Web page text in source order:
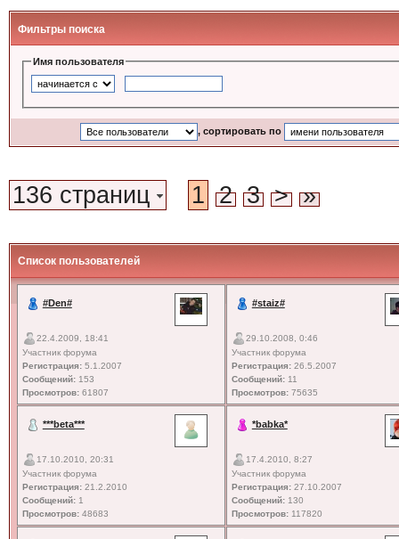
Фильтры поиска
Имя пользователя
, сортировать по
136 страниц 1 2 3 > »
Список пользователей
#Den#
22.4.2009, 18:41
Участник форума
Регистрация:5.1.2007
Сообщений:153
Просмотров:61807
#staiz#
29.10.2008, 0:46
Участник форума
Регистрация:26.5.2007
Сообщений:11
Просмотров:75635
***beta***
17.10.2010, 20:31
Участник форума
Регистрация:21.2.2010
Сообщений:1
Просмотров:48683
*babka*
17.4.2010, 8:27
Участник форума
Регистрация:27.10.2007
Сообщений:130
Просмотров:117820